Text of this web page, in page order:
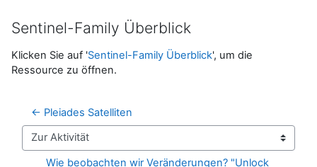
Sentinel-Family Überblick
Abschlussbedingungen
Klicken Sie auf 'Sentinel-Family Überblick', um die
Ressource zu öffnen.
← Pleiades Satelliten
Zur Aktivität
Wie beobachten wir Veränderungen? "Unlock